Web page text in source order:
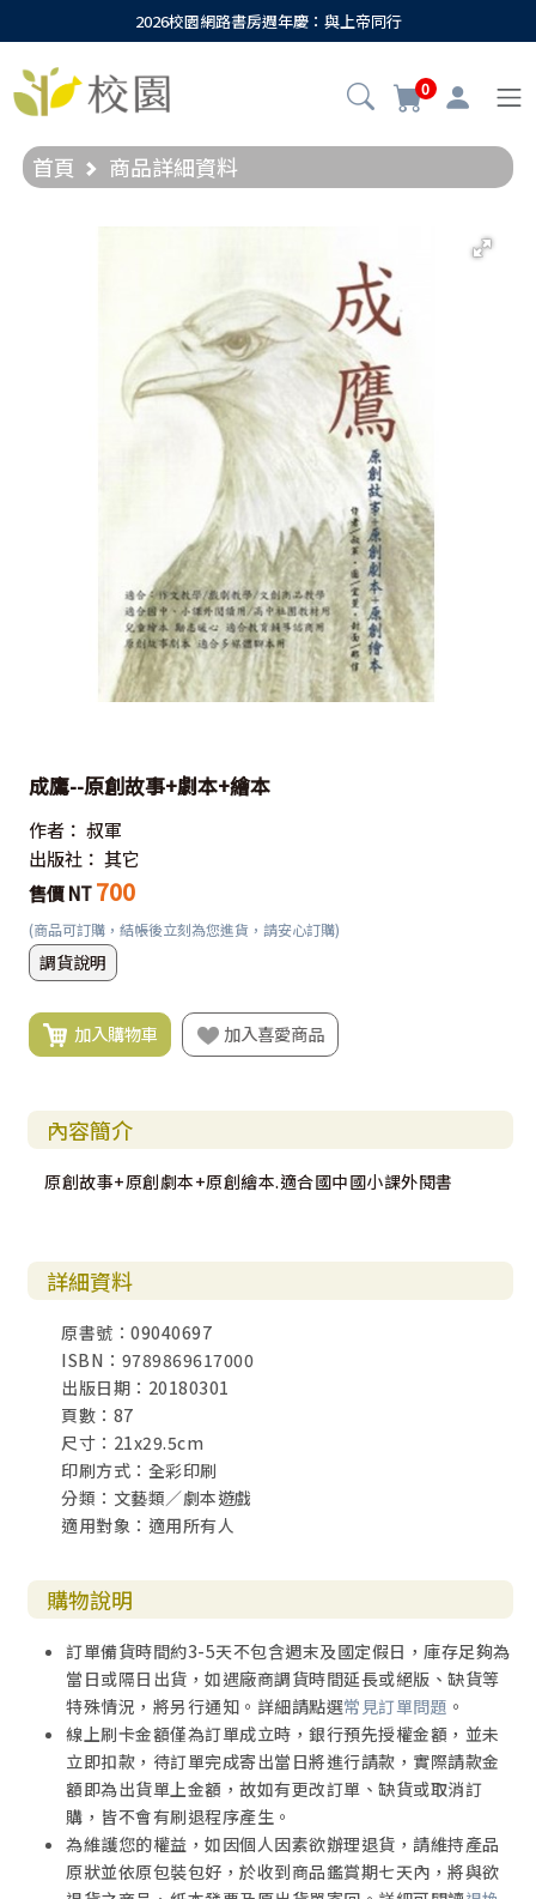
2026校園網路書房週年慶：與上帝同行
0
首頁 商品詳細資料
成鷹--原創故事+劇本+繪本
作者： 叔軍
出版社： 其它
售價 NT 700
(商品可訂購，結帳後立刻為您進貨，請安心訂購)
調貨說明
加入購物車 加入喜愛商品
內容簡介
原創故事+原創劇本+原創繪本.適合國中國小課外閱書
詳細資料
原書號：09040697
ISBN：9789869617000
出版日期：20180301
頁數：87
尺寸：21x29.5cm
印刷方式：全彩印刷
分類：文藝類／劇本遊戲
適用對象：適用所有人
購物說明
訂單備貨時間約3-5天不包含週末及國定假日，庫存足夠為
當日或隔日出貨，如遇廠商調貨時間延長或絕版、缺貨等
特殊情況，將另行通知。詳細請點選常見訂單問題 。
線上刷卡金額僅為訂單成立時，銀行預先授權金額，並未
立即扣款，待訂單完成寄出當日將進行請款，實際請款金
額即為出貨單上金額，故如有更改訂單、缺貨或取消訂
購，皆不會有刷退程序產生。
為維護您的權益，如因個人因素欲辦理退貨，請維持產品
原狀並依原包裝包好，於收到商品鑑賞期七天內，將與欲